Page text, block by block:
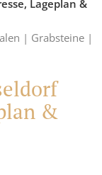
Lageplan &
| Grabsteine |
&